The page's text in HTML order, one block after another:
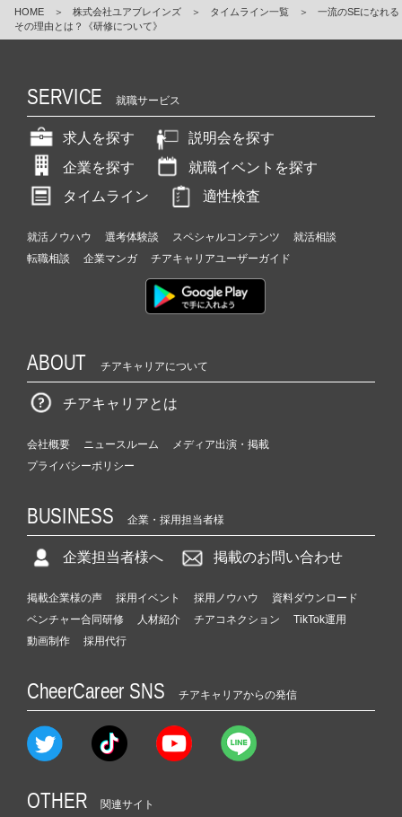
HOME ＞ 株式会社ユアブレインズ ＞ タイムライン一覧 ＞
一流のSEになれる
その理由とは？《研修について》
SERVICE 就職サービス
求人を探す
説明会を探す
企業を探す
就職イベントを探す
タイムライン
適性検査
就活ノウハウ 選考体験談 スペシャルコンテンツ
就活相談
転職相談
企業マンガ チアキャリアユーザーガイド
ABOUT チアキャリアについて
チアキャリアとは
会社概要 ニュースルーム
メディア出演・掲載
プライバシーポリシー
BUSINESS 企業・採用担当者様
企業担当者様へ 掲載のお問い合わせ
掲載企業様の声 採用イベント 採用ノウハウ
資料ダウンロード
ベンチャー合同研修
人材紹介 チアコネクション
TikTok運用
動画制作
採用代行
CheerCareer SNS チアキャリアからの発信
OTHER 関連サイト